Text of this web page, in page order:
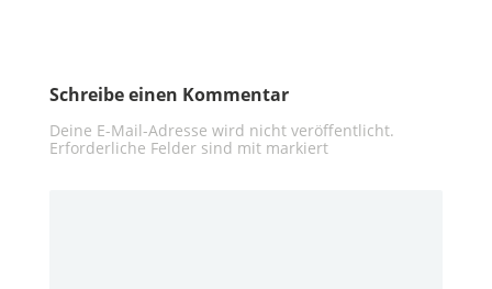
Schreibe einen Kommentar
Deine E-Mail-Adresse wird nicht veröffentlicht.
Erforderliche Felder sind mit markiert